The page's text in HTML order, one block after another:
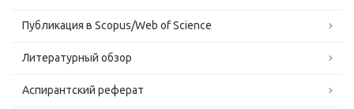
Публикация в Scopus/Web of Science
Литературный обзор
Аспирантский реферат